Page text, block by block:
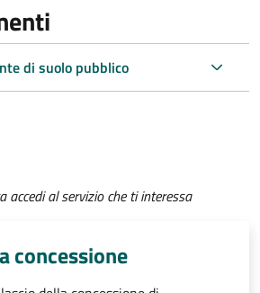
di suolo pubblico
accedi al servizio che ti interessa
concessione